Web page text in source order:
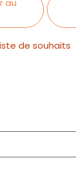
au
de souhaits